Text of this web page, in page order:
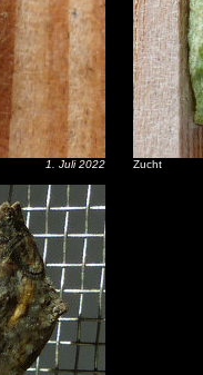
1. Juli 2022 Zucht